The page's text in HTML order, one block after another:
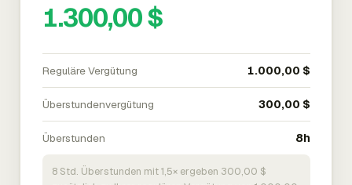
1.300,00 $
Reguläre Vergütung 1.000,00 $
Überstundenvergütung 300,00 $
Überstunden 8h
8 Std. Überstunden mit 1,5× ergeben 300,00 $